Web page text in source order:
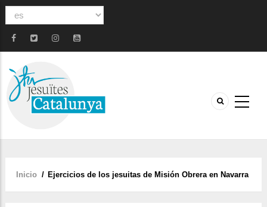
Select
language
Sobrescribir
Inicio / Ejercicios de los jesuitas de Misión Obrera en Navarra